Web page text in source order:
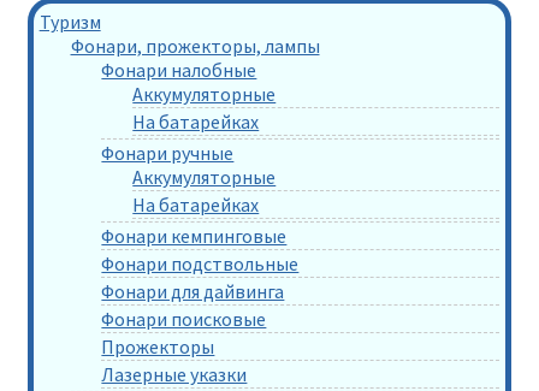
Туризм
Фонари, прожекторы, лампы
Фонари налобные
Аккумуляторные
На батарейках
Фонари ручные
Аккумуляторные
На батарейках
Фонари кемпинговые
Фонари подствольные
Фонари для дайвинга
Фонари поисковые
Прожекторы
Лазерные указки